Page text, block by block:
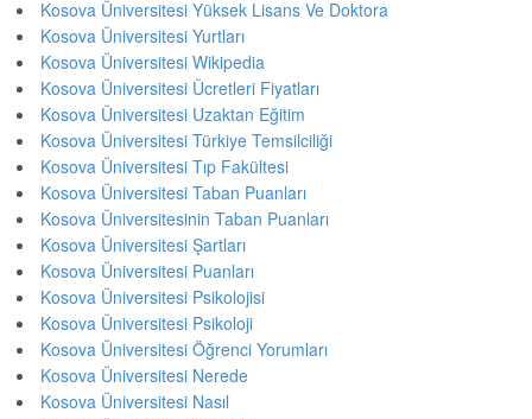
Kosova Üniversitesi Yüksek Lisans Ve Doktora
Kosova Üniversitesi Yurtları
Kosova Üniversitesi Wikipedia
Kosova Üniversitesi Ücretleri Fiyatları
Kosova Üniversitesi Uzaktan Eğitim
Kosova Üniversitesi Türkiye Temsilciliği
Kosova Üniversitesi Tıp Fakültesi
Kosova Üniversitesi Taban Puanları
Kosova Üniversitesinin Taban Puanları
Kosova Üniversitesi Şartları
Kosova Üniversitesi Puanları
Kosova Üniversitesi Psikolojisi
Kosova Üniversitesi Psikoloji
Kosova Üniversitesi Öğrenci Yorumları
Kosova Üniversitesi Nerede
Kosova Üniversitesi Nasıl